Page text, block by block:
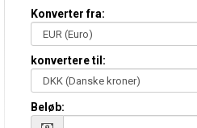
Konverter fra:
konvertere til:
Beløb: